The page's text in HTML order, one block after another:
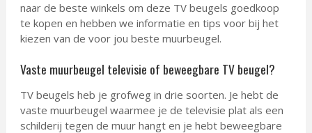
naar de beste winkels om deze TV beugels goedkoop
te kopen en hebben we informatie en tips voor bij het
kiezen van de voor jou beste muurbeugel.
Vaste muurbeugel televisie of beweegbare TV beugel?
TV beugels heb je grofweg in drie soorten. Je hebt de
vaste muurbeugel waarmee je de televisie plat als een
schilderij tegen de muur hangt en je hebt beweegbare